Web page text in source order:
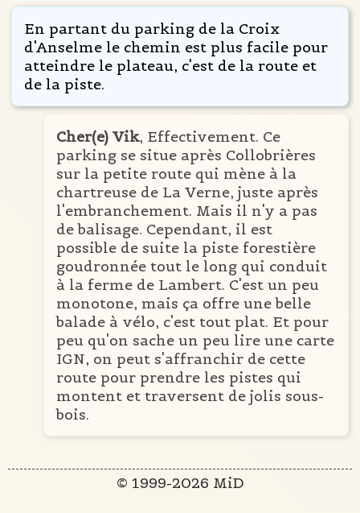
En partant du parking de la Croix
d'Anselme le chemin est plus facile pour
atteindre le plateau, c'est de la route et
de la piste.
Cher(e) Vik, Effectivement. Ce
parking se situe après Collobrières
sur la petite route qui mène à la
chartreuse de La Verne, juste après
l'embranchement. Mais il n'y a pas
de balisage. Cependant, il est
possible de suite la piste forestière
goudronnée tout le long qui conduit
à la ferme de Lambert. C'est un peu
monotone, mais ça offre une belle
balade à vélo, c'est tout plat. Et pour
peu qu'on sache un peu lire une carte
IGN, on peut s'affranchir de cette
route pour prendre les pistes qui
montent et traversent de jolis sous-
bois.
© 1999-2026 MiD